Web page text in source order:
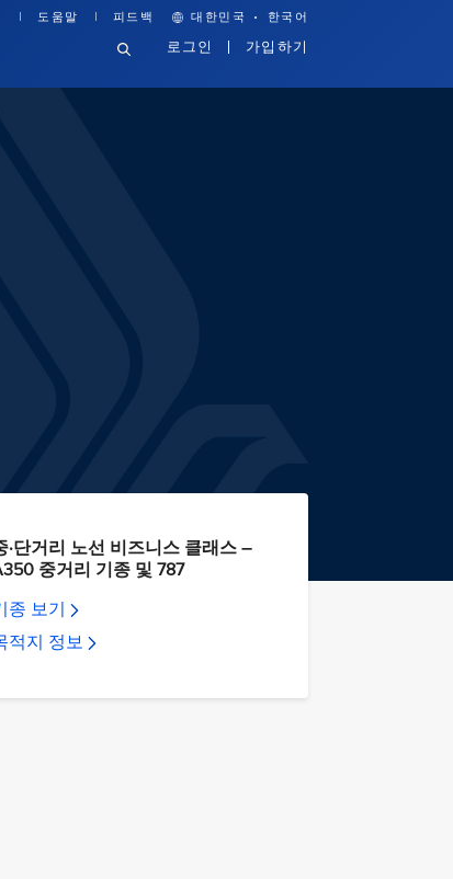
도움말 피드백 대한민국 · 한국어
로그인 가입하기
·단거리 노선 비즈니스 클래스 –
중거리 기종 및 787
종 보기
적지 정보